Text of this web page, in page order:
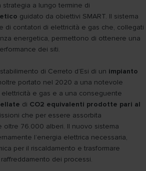
a lungo termine di
guidato da obiettivi SMART. Il sistema
di contatori di elettricità e gas che, collegati
energetica, permettono di ottenere una
dei siti.
di Cerreto d’Esi di un impianto
portato nel 2020 a una notevole
e gas e a una conseguente
di CO2 equivalenti prodotte pari al
che per essere assorbita
oltre 76.000 alberi. Il nuovo sistema
l’energia elettrica necessaria,
per il riscaldamento e trasformare
dei processi.